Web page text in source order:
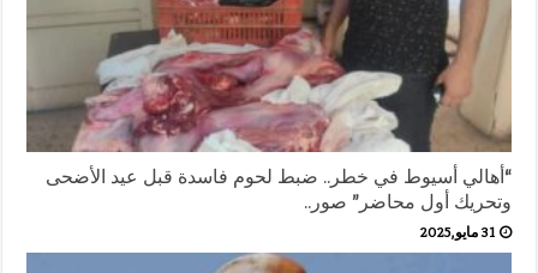
“أهالي أسيوط في خطر.. ضبط لحوم فاسدة قبل عيد الأضحى
وتحريك أول محاضر” صور..
31 مايو,2025